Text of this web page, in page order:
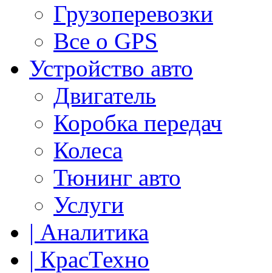
Грузоперевозки
Все о GPS
Устройство авто
Двигатель
Коробка передач
Колеса
Тюнинг авто
Услуги
| Аналитика
| КрасТехно